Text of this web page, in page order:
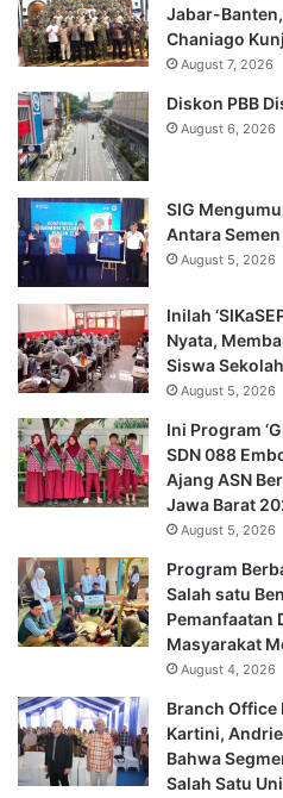
Jabar-
Chaniago
August 7, 2026
Diskon PBB
August 6, 2026
SIG
Antara
August 5, 2026
Inilah
Nyata,
Siswa
August 5, 2026
Ini Program
SDN 088
Ajang ASN
Jawa Barat
August 5, 2026
Program
Salah satu
Pemanfaatan
Masyarakat
August 4, 2026
Branch Office
Kartini,
Bahwa
Salah Satu